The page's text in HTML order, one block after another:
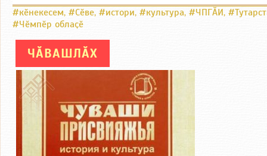
#кӗнекесем, #Сӗве, #истори, #культура, #ЧПГӐИ,
#Чӗмпӗр облаҫӗ
ЧӐВАШЛӐХ